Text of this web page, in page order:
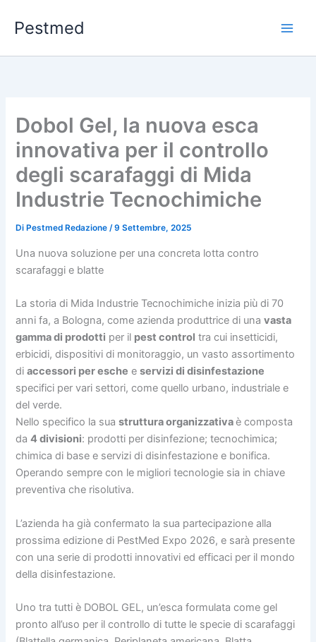
Pestmed
Dobol Gel, la nuova esca
innovativa per il controllo
degli scarafaggi di Mida
Industrie Tecnochimiche
Di Pestmed Redazione/9 Settembre, 2025
Una nuova soluzione per una concreta lotta contro
scarafaggi e blatte
La storia di Mida Industrie Tecnochimiche inizia più di 70
anni fa, a Bologna, come azienda produttrice di unavasta
gamma di prodotti per il pest control tra cui insetticidi,
erbicidi, dispositivi di monitoraggio, un vasto assortimento
diaccessori per esche eservizi di disinfestazione
specifici per vari settori, come quello urbano, industriale e
del verde.
Nello specifico la suastruttura organizzativaè composta
da4 divisioni: prodotti per disinfezione; tecnochimica;
chimica di base e servizi di disinfestazione e bonifica.
Operando sempre con le migliori tecnologie sia in chiave
preventiva che risolutiva.
L’azienda ha già confermato la sua partecipazione alla
prossima edizione di PestMed Expo 2026, e sarà presente
con una serie di prodotti innovativi ed efficaci per il mondo
della disinfestazione.
Uno tra tutti è DOBOL GEL, un’esca formulata come gel
pronto all’uso per il controllo di tutte le specie di scarafaggi